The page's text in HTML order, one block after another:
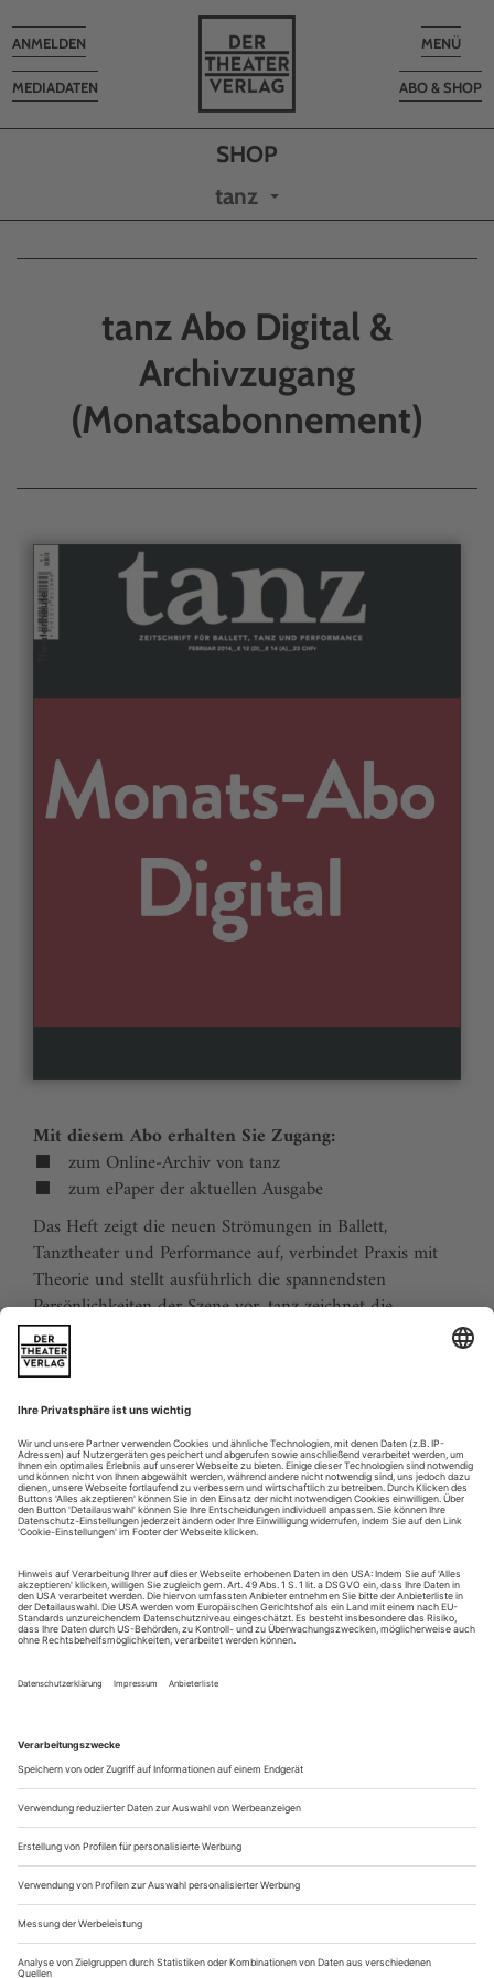
Toggle
MENÜ
ABO & SHOP
MEDIADATEN
Toggle
navigation
ANMELDEN
tanz
tanz Abo Digital &
Archivzugang
(Monatsabonnement)
Mit diesem Abo erhalten Sie Zugang:
zum Online-Archiv von tanz
zum ePaper der aktuellen Ausgabe
Das Heft zeigt die neuen Strömungen in Ballett,
Tanztheater und Performance auf, verbindet Praxis mit
Theorie und stellt ausführlich die spannendsten
Persönlichkeiten der Szene vor. tanz zeichnet die
Traditionen der Tanzgeschichte nach und stellt
zukunftsweisende Ideen vor. Der Kalender ermöglicht
Tanzliebhabern ihre Reiseplanung in Europa. Eine
aktuelle Liste von Auditions und Workshops sowie der
Schulindex sind unverzichtbar für Profis und das
tanzbegeisterte Publikum.
tanz erscheint zwölf mal im Jahr incl. Doppelheft und
Jahrbuch. Sie erhalten Zugang zum Online-Archiv von
tanz und können sowohl das aktuelle ePaper als auch das
ePaper-Archiv über Ihren Account auf www.der-
theaterverlag.de einsehen. Das Abonnement hat eine
Laufzeit von einem Monat und verlängert sich jeweils um
einen weiteren Monat, sofern es nicht vom Kunden auf
der Seite „Mein Konto/Meine Bestellungen“ auf
des erworbenen Bezugszeitraumes automatisch in Kraft.
Aus steuerlichen Gründen abweichende Preise für Käufe
außerhalb Deutschlands (Endpreis vor Auslösen der Bestellung
ersichtlich)
9,99 €